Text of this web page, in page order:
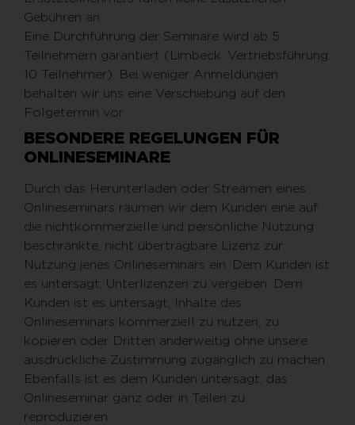
Gebühren an.
Eine Durchführung der Seminare wird ab 5
Teilnehmern garantiert (Limbeck. Vertriebsführung.
10 Teilnehmer). Bei weniger Anmeldungen
behalten wir uns eine Verschiebung auf den
Folgetermin vor.
BESONDERE REGELUNGEN FÜR
ONLINESEMINARE
Durch das Herunterladen oder Streamen eines
Onlineseminars räumen wir dem Kunden eine auf
die nichtkommerzielle und persönliche Nutzung
beschränkte, nicht übertragbare Lizenz zur
Nutzung jenes Onlineseminars ein. Dem Kunden ist
es untersagt, Unterlizenzen zu vergeben. Dem
Kunden ist es untersagt, Inhalte des
Onlineseminars kommerziell zu nutzen, zu
kopieren oder Dritten anderweitig ohne unsere
ausdrückliche Zustimmung zugänglich zu machen.
Ebenfalls ist es dem Kunden untersagt, das
Onlineseminar ganz oder in Teilen zu
reproduzieren.